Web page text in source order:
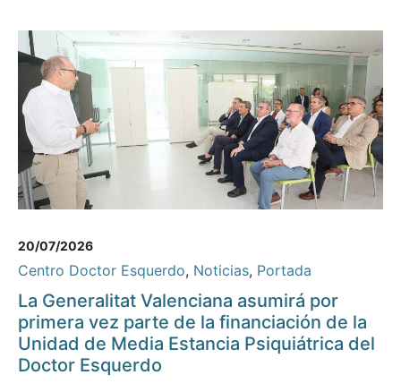
20/07/2026
Centro Doctor Esquerdo, Noticias, Portada
La Generalitat Valenciana asumirá por
primera vez parte de la financiación de la
Unidad de Media Estancia Psiquiátrica del
Doctor Esquerdo